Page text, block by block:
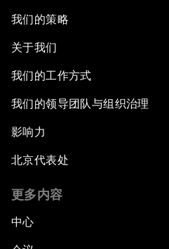
我们的策略
关于我们
我们的工作方式
我们的领导团队与组织治理
影响力
北京代表处
更多内容
中心